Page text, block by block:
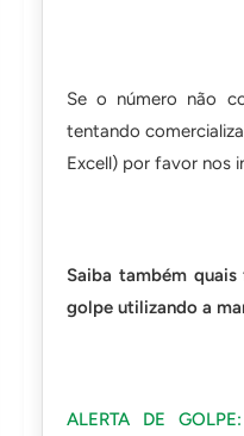
Se o número não
tentando
Excell) por favor nos
Saiba também
golpe utilizando a
ALERTA DE